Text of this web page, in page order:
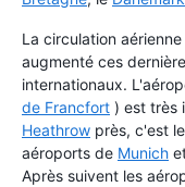
La circulation
augmenté ces
internationaux.
de Francfort ) est très
Heathrow près, c'est
aéroports de Munich
Après suivent les